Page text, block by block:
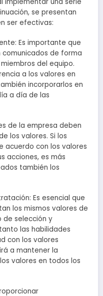
se presentan
ser efectivas:
Es importante que
de forma
del equipo.
a los valores en
incorporarlos en
a día de las
de la empresa deben
los valores. Si los
acuerdo con los valores
acciones, es más
también los
Es esencial que
los mismos valores de
de selección y
las habilidades
con los valores
a mantener la
valores en todos los